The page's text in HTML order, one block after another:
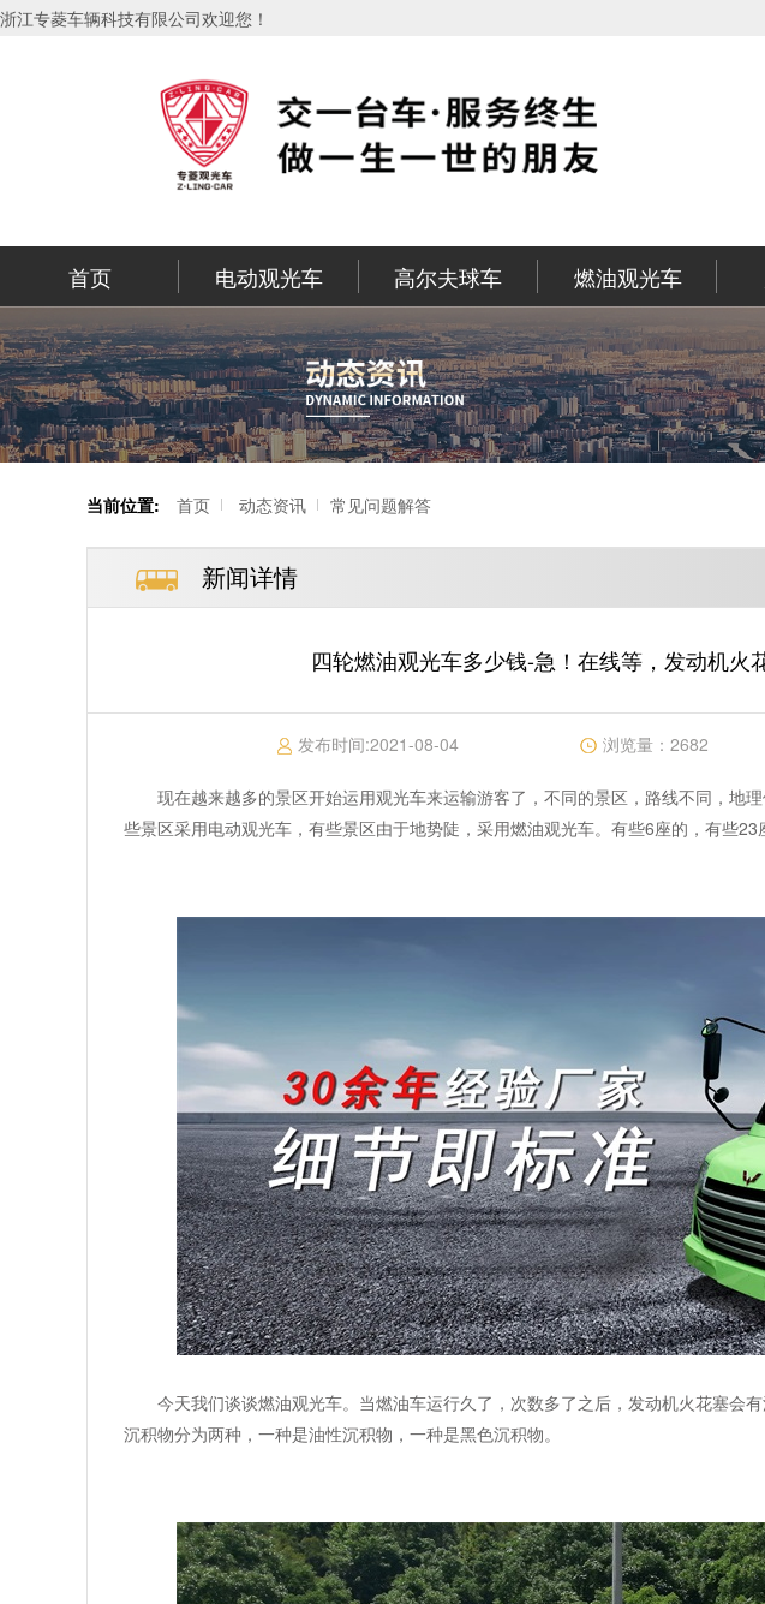
浙江专菱车辆科技有限公司欢迎您！
首页 电动观光车 高尔夫球车 燃油观光车
当前位置: 首页 动态资讯 常见问题解答
新闻详情
四轮燃油观光车多少钱-急！在线等，发动机火
发布时间:2021-08-04 浏览量：2682
现在越来越多的景区开始运用观光车来运输游客了，不同的景区，路线不同，地
些景区采用电动观光车，有些景区由于地势陡，采用燃油观光车。有些6座的，有些23
今天我们谈谈燃油观光车。当燃油车运行久了，次数多了之后，发动机火花塞会
沉积物分为两种，一种是油性沉积物，一种是黑色沉积物。